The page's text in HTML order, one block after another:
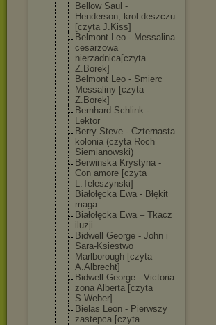
Bellow Saul -
Henderson, krol deszczu
[czyta J.Kiss]
Belmont Leo - Messalina
cesarzowa
nierzadnica[czyta
Z.Borek]
Belmont Leo - Smierc
Messaliny [czyta
Z.Borek]
Bernhard Schlink -
Lektor
Berry Steve - Czternasta
kolonia (czyta Roch
Siemianowski)
Berwinska Krystyna -
Con amore [czyta
L.Teleszynski]
Białołęcka Ewa - Błękit
maga
Białołęcka Ewa – Tkacz
iluzji
Bidwell George - John i
Sara-Ksiestwo
Marlborough [czyta
A.Albrecht]
Bidwell George - Victoria
zona Alberta [czyta
S.Weber]
Bielas Leon - Pierwszy
zastepca [czyta